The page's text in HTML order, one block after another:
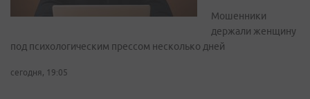
Мошенники
держали женщину
под психологическим прессом несколько дней
сегодня, 19:05